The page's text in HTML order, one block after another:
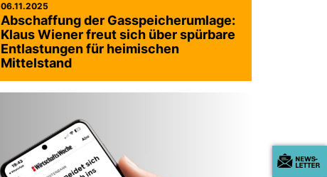
06.11.2025
Abschaffung der Gasspeicherumlage:
Klaus Wiener freut sich über spürbare
Entlastungen für heimischen
Mittelstand